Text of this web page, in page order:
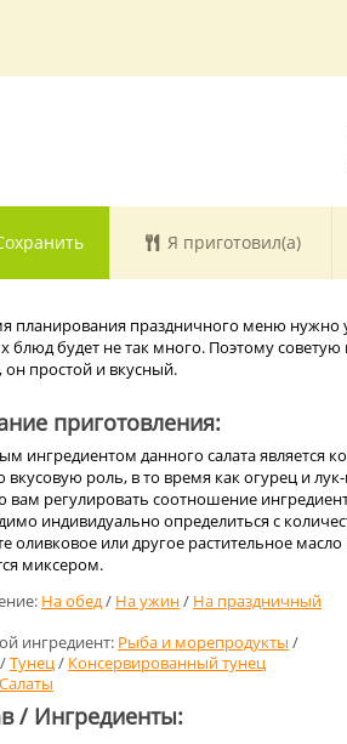
Я приготовил(а)
планирования праздничного меню нужно
блюд будет не так много. Поэтому советую
он простой и вкусный.
приготовления:
ингредиентом данного салата является
вкусовую роль, в то время как огурец и
вам регулировать соотношение
индивидуально определиться с
оливковое или другое растительное
миксером.
На обед/ На ужин/ На праздничный
ингредиент: Рыба и морепродукты /
/Тунец/ Консервированный тунец
Салаты
/ Ингредиенты: